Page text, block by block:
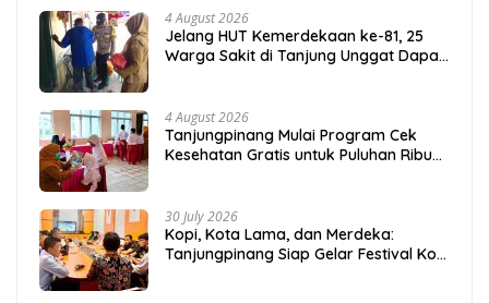
4 August 2026
Jelang HUT Kemerdekaan ke-81, 25
Warga Sakit di Tanjung Unggat Dapat
4 August 2026
Tanjungpinang Mulai Program Cek
Kesehatan Gratis untuk Puluhan Ribu
30 July 2026
Kopi, Kota Lama, dan Merdeka:
Tanjungpinang Siap Gelar Festival Kopi